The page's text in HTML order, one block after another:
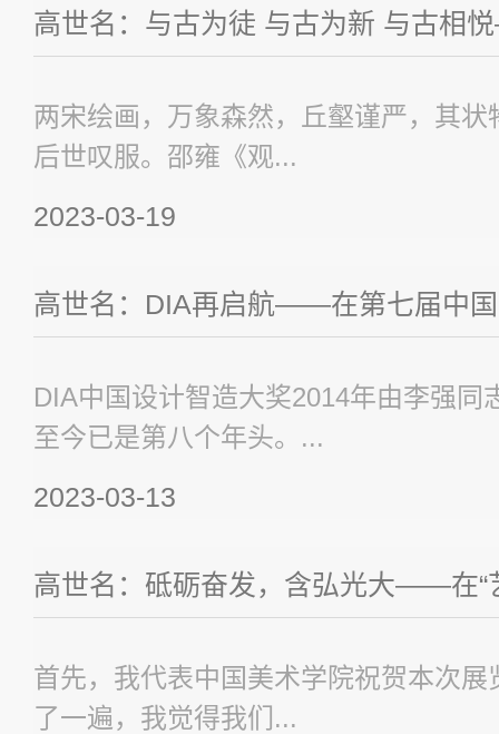
高世名：与古为徒 与古为新 与古相
两宋绘画，万象森然，丘壑谨严，其
后世叹服。邵雍《观...
2023-03-19
高世名：DIA再启航——在第七届中
DIA中国设计智造大奖2014年由李强同
至今已是第八个年头。...
2023-03-13
高世名：砥砺奋发，含弘光大——在
首先，我代表中国美术学院祝贺本次
了一遍，我觉得我们...